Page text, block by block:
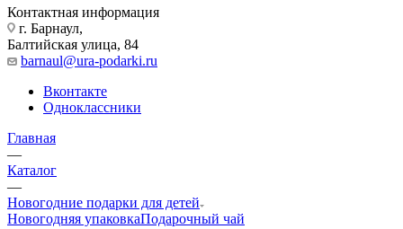
Контактная информация
г. Барнаул,
Балтийская улица, 84
barnaul@ura-podarki.ru
Вконтакте
Одноклассники
Главная
—
Каталог
—
Новогодние подарки для детей
Новогодняя упаковкаПодарочный чай